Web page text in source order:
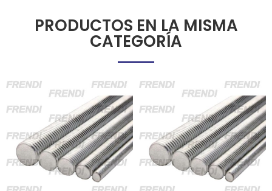
PRODUCTOS EN LA MISMA
CATEGORÍA